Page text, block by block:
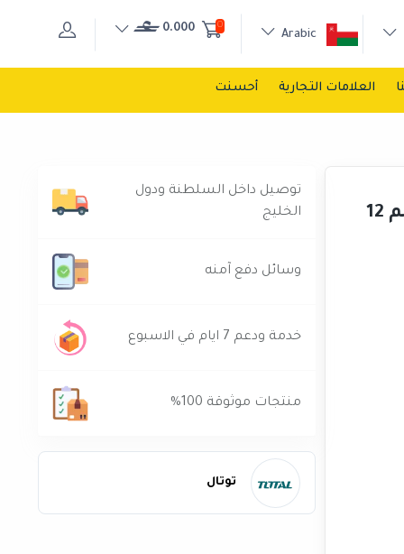
0
0.000
العلامات التجارية أحسنت
طقم مفتاح راتشيت رأس متحركة توتال 8-19 ملم 12
توصيل داخل السلطنة ودول
الخليج
وسائل دفع آمنه
خدمة ودعم 7 ايام في الاسبوع
منتجات موثوقة 100%
توتال